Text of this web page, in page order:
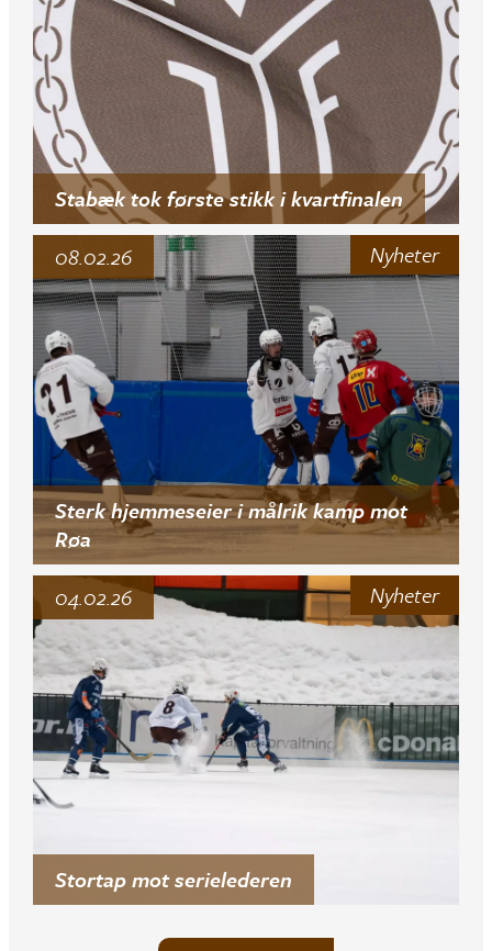
Stabæk tok første stikk i kvartfinalen
Nyheter
Sterk hjemmeseier i målrik kamp mot
Røa
08.02.26
Nyheter
Stortap mot serielederen
04.02.26